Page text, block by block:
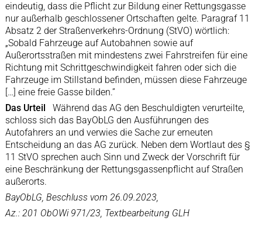
eindeutig, dass die Pflicht zur Bildung einer Rettungsgasse
nur außerhalb geschlossener Ortschaften gelte. Paragraf 11
Absatz 2 der Straßenverkehrs-Ordnung (StVO) wörtlich:
„Sobald Fahrzeuge auf Autobahnen sowie auf
Außerortsstraßen mit mindestens zwei Fahrstreifen für eine
Richtung mit Schrittgeschwindigkeit fahren oder sich die
Fahrzeuge im Stillstand befinden, müssen diese Fahrzeuge
[…] eine freie Gasse bilden.”
Das Urteil
Während das AG den Beschuldigten verurteilte,
schloss sich das BayObLG den Ausführungen des
Autofahrers an und verwies die Sache zur erneuten
Entscheidung an das AG zurück. Neben dem Wortlaut des §
11 StVO sprechen auch Sinn und Zweck der Vorschrift für
eine Beschränkung der Rettungsgassenpflicht auf Straßen
außerorts.
BayObLG, Beschluss vom 26.09.2023,
Az.: 201 ObOWi 971/23, Textbearbeitung GLH